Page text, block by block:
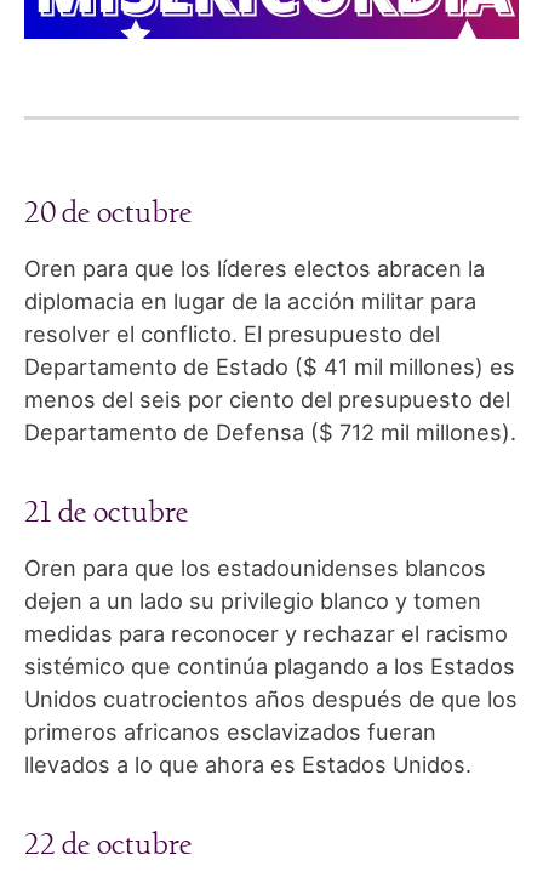
20 de octubre
Oren para que los líderes electos abracen la
diplomacia en lugar de la acción militar para
resolver el conflicto. El presupuesto del
Departamento de Estado ($ 41 mil millones) es
menos del seis por ciento del presupuesto del
Departamento de Defensa ($ 712 mil millones).
21 de octubre
Oren para que los estadounidenses blancos
dejen a un lado su privilegio blanco y tomen
medidas para reconocer y rechazar el racismo
sistémico que continúa plagando a los Estados
Unidos cuatrocientos años después de que los
primeros africanos esclavizados fueran
llevados a lo que ahora es Estados Unidos.
22 de octubre